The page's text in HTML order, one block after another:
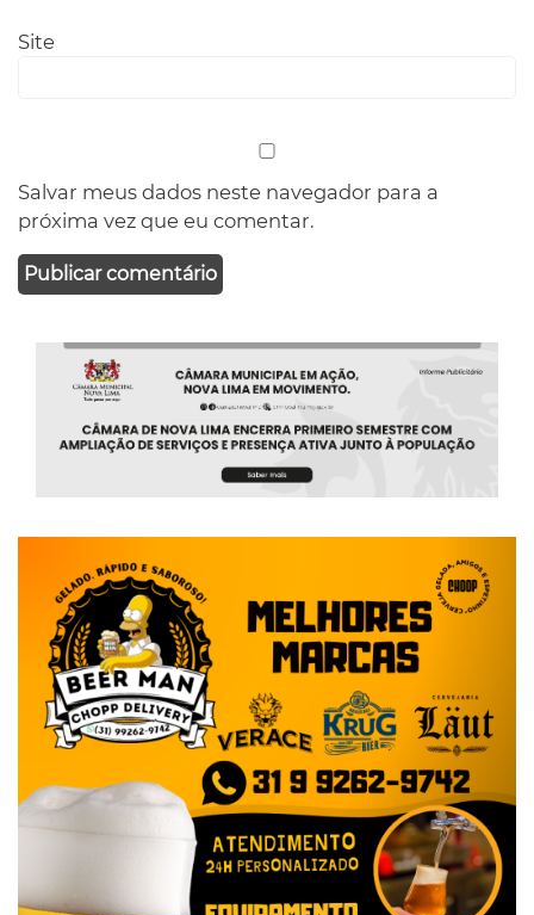
Site
Salvar meus dados neste navegador para a
próxima vez que eu comentar.